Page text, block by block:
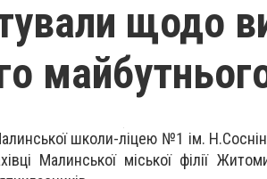
щодо
школи-ліцею №1 ім.
Малинської міської філії